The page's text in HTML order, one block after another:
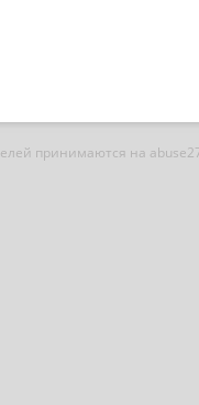
принимаются на